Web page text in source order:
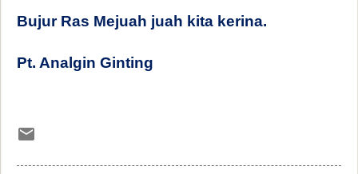
Bujur Ras Mejuah juah kita kerina.
Pt. Analgin Ginting